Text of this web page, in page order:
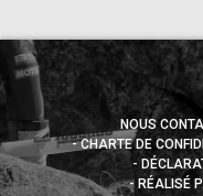
NOUS
CHARTE DE
RÉALISÉ